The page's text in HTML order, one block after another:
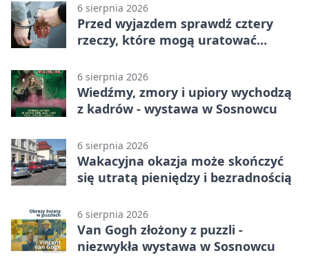
6 sierpnia 2026
Przed wyjazdem sprawdź cztery
rzeczy, które mogą uratować
6 sierpnia 2026
Wiedźmy, zmory i upiory wychodzą
z kadrów - wystawa w Sosnowcu
6 sierpnia 2026
Wakacyjna okazja może skończyć
się utratą pieniędzy i bezradnością
6 sierpnia 2026
Van Gogh złożony z puzzli -
niezwykła wystawa w Sosnowcu